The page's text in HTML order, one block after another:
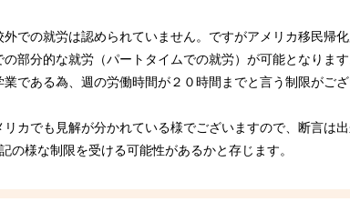
での就労は認められていません。ですがアメリカ移民帰
部分的な就労（パートタイムでの就労）が可能となります
である為、週の労働時間が２０時間までと言う制限がござ
カでも見解が分かれている様でございますので、断言は出
の様な制限を受ける可能性があるかと存じます。